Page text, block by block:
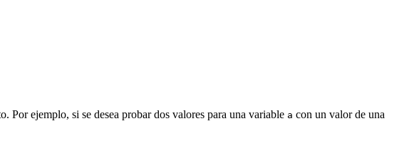
Por ejemplo, si se desea probar dos valores para una variable a con un valor de una